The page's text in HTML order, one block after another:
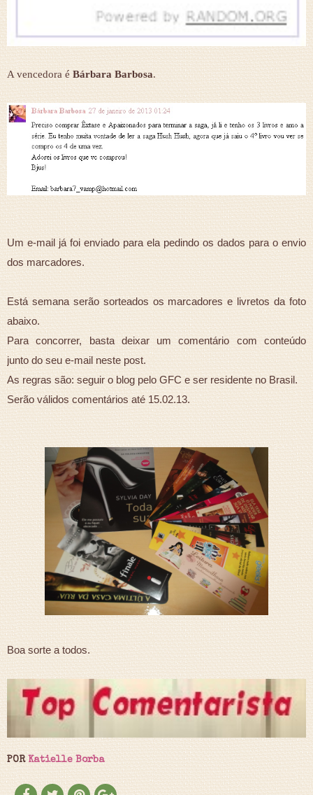
A vencedora é Bárbara Barbosa.
Um e-mail já foi enviado para ela pedindo os dados para o envio
dos marcadores.
Está semana serão sorteados os marcadores e livretos da foto
abaixo.
Para concorrer, basta deixar um comentário com conteúdo
junto do seu e-mail neste post.
As regras são: seguir o blog pelo GFC e ser residente no Brasil.
Serão válidos comentários até 15.02.13.
Boa sorte a todos.
PORKatielle Borba